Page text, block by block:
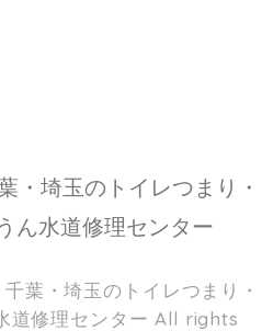
・埼玉のトイレつまり・
ん水道修理センター
葉・埼玉のトイレつまり・
道修理センター All rights